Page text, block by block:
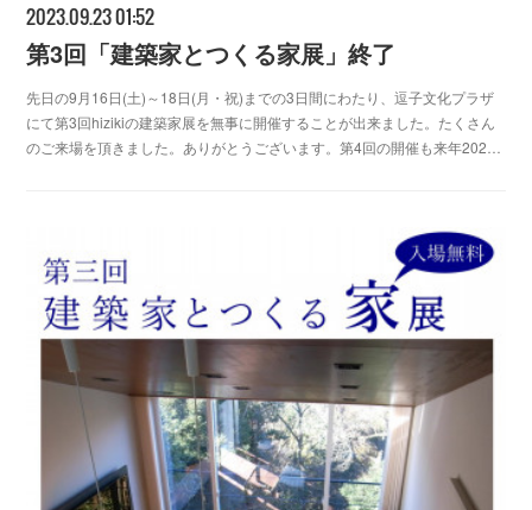
2023.09.23 01:52
第3回「建築家とつくる家展」終了
先日の9月16日(土)～18日(月・祝)までの3日間にわたり、逗子文化プラザ
にて第3回hizikiの建築家展を無事に開催することが出来ました。たくさん
のご来場を頂きました。ありがとうございます。第4回の開催も来年202…